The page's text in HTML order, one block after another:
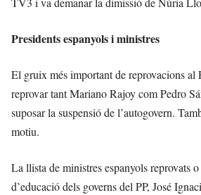
Presidents espanyols i ministres
El gruix més important de reprovacions
reprovar tant Mariano Rajoy com Pedro
suposar la suspensió de l’autogovern.
motiu.
La llista de ministres espanyols reprovats
d’educació dels governs del PP, José